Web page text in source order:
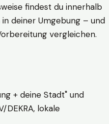
findest du innerhalb
deiner Umgebung – und
vergleichen.
+ deine Stadt" und
DEKRA, lokale